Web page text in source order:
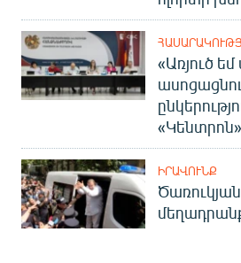
«Առյուծ
ԻՐԱՎՈՒՆՔ